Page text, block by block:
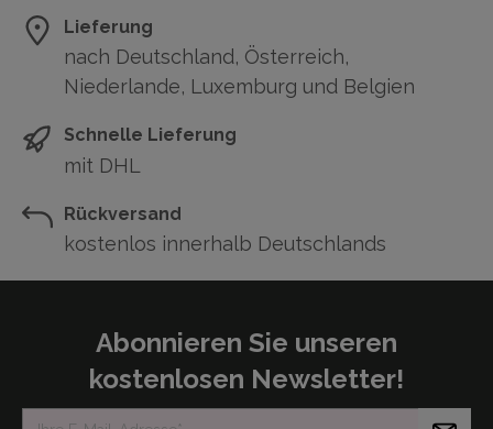
Lieferung
nach Deutschland, Österreich,
Niederlande, Luxemburg und Belgien
Schnelle Lieferung
mit DHL
Rückversand
kostenlos innerhalb Deutschlands
Abonnieren Sie unseren
kostenlosen Newsletter!